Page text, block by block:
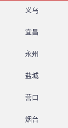
义乌
宜昌
永州
盐城
营口
烟台